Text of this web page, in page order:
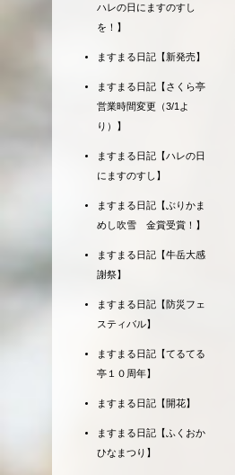
ハレの日にますのすし
を！】
ますまる日記【新発売】
ますまる日記【さくら亭
営業時間変更（3/1よ
り）】
ますまる日記【ハレの日
にますのすし】
ますまる日記【ぶりかま
めし吹雪 金賞受賞！】
ますまる日記【牛岳大感
謝祭】
ますまる日記【防災フェ
スティバル】
ますまる日記【てるてる
亭１０周年】
ますまる日記【開花】
ますまる日記【ふくおか
ひなまつり】